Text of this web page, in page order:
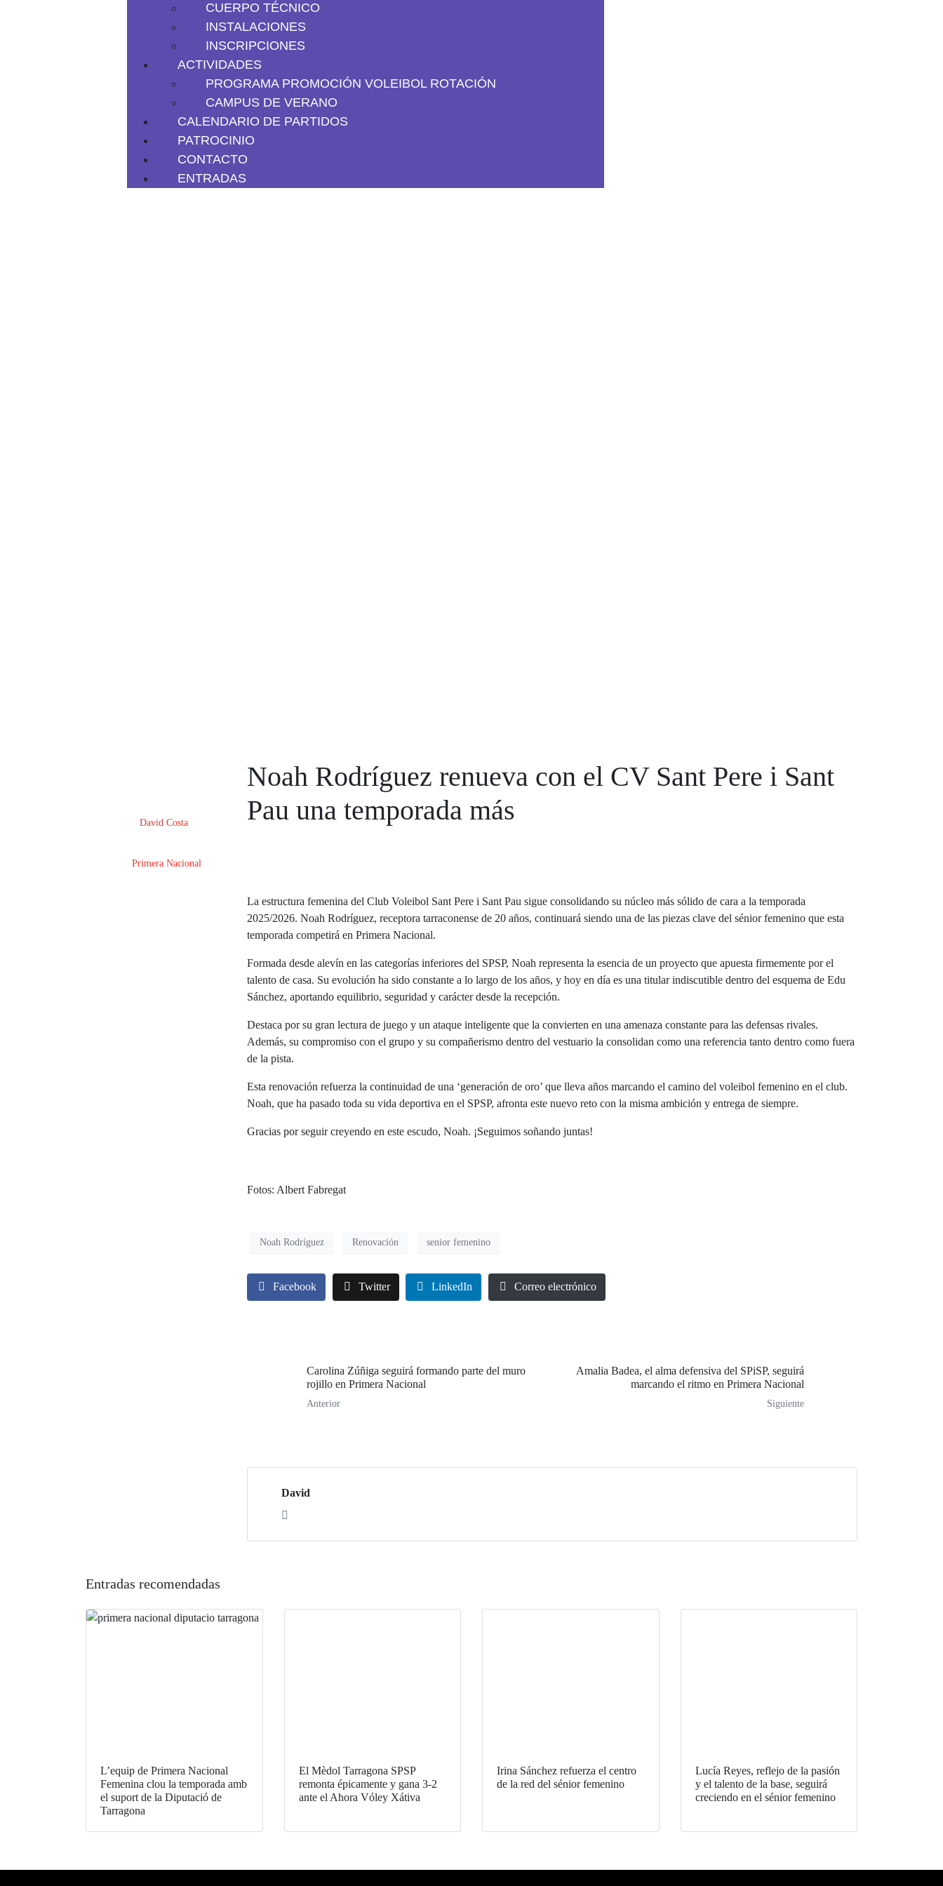
CUERPO TÉCNICO
INSTALACIONES
INSCRIPCIONES
ACTIVIDADES
PROGRAMA PROMOCIÓN VOLEIBOL ROTACIÓN
CAMPUS DE VERANO
CALENDARIO DE PARTIDOS
PATROCINIO
CONTACTO
ENTRADAS
David Costa
Primera Nacional
Noah Rodríguez renueva con el CV Sant Pere i Sant
Pau una temporada más
La estructura femenina del Club Voleibol Sant Pere i Sant Pau sigue consolidando su núcleo más sólido de cara a la temporada
2025/2026. Noah Rodríguez, receptora tarraconense de 20 años, continuará siendo una de las piezas clave del sénior femenino que esta
temporada competirá en Primera Nacional.
Formada desde alevín en las categorías inferiores del SPSP, Noah representa la esencia de un proyecto que apuesta firmemente por el
talento de casa. Su evolución ha sido constante a lo largo de los años, y hoy en día es una titular indiscutible dentro del esquema de Edu
Sánchez, aportando equilibrio, seguridad y carácter desde la recepción.
Destaca por su gran lectura de juego y un ataque inteligente que la convierten en una amenaza constante para las defensas rivales.
Además, su compromiso con el grupo y su compañerismo dentro del vestuario la consolidan como una referencia tanto dentro como fuera
de la pista.
Esta renovación refuerza la continuidad de una ‘generación de oro’ que lleva años marcando el camino del voleibol femenino en el club.
Noah, que ha pasado toda su vida deportiva en el SPSP, afronta este nuevo reto con la misma ambición y entrega de siempre.
Gracias por seguir creyendo en este escudo, Noah. ¡Seguimos soñando juntas!
Fotos: Albert Fabregat
Noah Rodríguez Renovación senior femenino
Facebook Twitter LinkedIn Correo electrónico
Carolina Zúñiga seguirá formando parte del muro
rojillo en Primera Nacional
Anterior
Amalia Badea, el alma defensiva del SPiSP, seguirá
marcando el ritmo en Primera Nacional
Siguiente
David
Entradas recomendadas
L’equip de Primera Nacional
Femenina clou la temporada amb
el suport de la Diputació de
Tarragona
El Mèdol Tarragona SPSP
remonta épicamente y gana 3-2
ante el Ahora Vóley Xátiva
Irina Sánchez refuerza el centro
de la red del sénior femenino
Lucía Reyes, reflejo de la pasión
y el talento de la base, seguirá
creciendo en el sénior femenino